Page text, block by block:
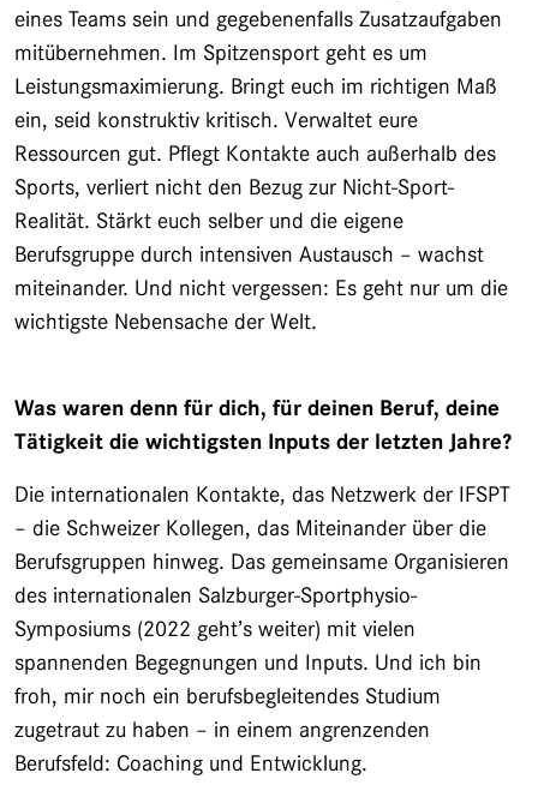
eines Teams sein und gegebenenfalls Zusatzaufgaben
mitübernehmen. Im Spitzensport geht es um
Leistungsmaximierung. Bringt euch im richtigen Maß
ein, seid konstruktiv kritisch. Verwaltet eure
Ressourcen gut. Pflegt Kontakte auch außerhalb des
Sports, verliert nicht den Bezug zur Nicht-Sport-
Realität. Stärkt euch selber und die eigene
Berufsgruppe durch intensiven Austausch – wachst
miteinander. Und nicht vergessen: Es geht nur um die
wichtigste Nebensache der Welt.
Was waren denn für dich, für deinen Beruf, deine
Tätigkeit die wichtigsten Inputs der letzten Jahre?
Die internationalen Kontakte, das Netzwerk der IFSPT
– die Schweizer Kollegen, das Miteinander über die
Berufsgruppen hinweg. Das gemeinsame Organisieren
des internationalen Salzburger-Sportphysio-
Symposiums (2022 geht’s weiter) mit vielen
spannenden Begegnungen und Inputs. Und ich bin
froh, mir noch ein berufsbegleitendes Studium
zugetraut zu haben – in einem angrenzenden
Berufsfeld: Coaching und Entwicklung.